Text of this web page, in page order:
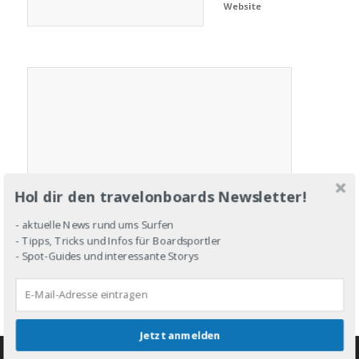
Website
Hol dir den travelonboards Newsletter!
- aktuelle News rund ums Surfen
- Tipps, Tricks und Infos für Boardsportler
- Spot-Guides und interessante Storys
Jetzt anmelden